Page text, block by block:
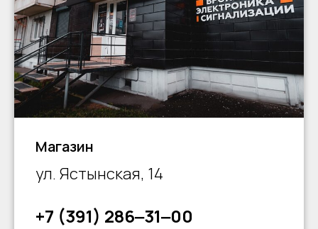
Магазин
ул. Ястынская, 14
+7 (391) 286‒31‒00